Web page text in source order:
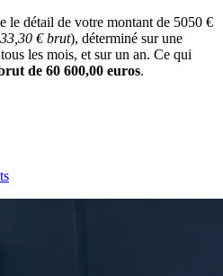
le détail de votre montant de 5050 €
€ brut), déterminé sur une
les mois, et sur un an. Ce qui
de 60 600,00 euros.